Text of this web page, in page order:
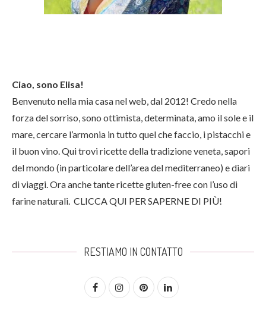
Ciao, sono Elisa!
Benvenuto nella mia casa nel web, dal 2012! Credo nella
forza del sorriso, sono ottimista, determinata, amo il sole e il
mare, cercare l’armonia in tutto quel che faccio, i pistacchi e
il buon vino. Qui trovi ricette della tradizione veneta, sapori
del mondo (in particolare dell’area del mediterraneo) e diari
di viaggi. Ora anche tante ricette gluten-free con l’uso di
farine naturali. CLICCA QUI PER SAPERNE DI PIÙ!
RESTIAMO IN CONTATTO